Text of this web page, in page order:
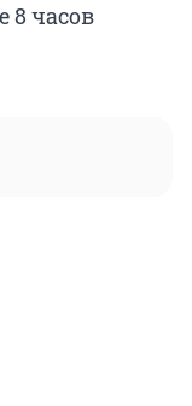
8 часов